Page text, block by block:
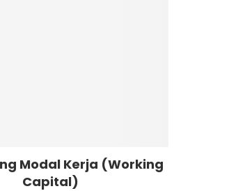
Modal Kerja (Working
Capital)